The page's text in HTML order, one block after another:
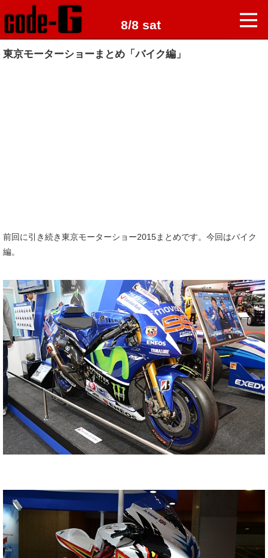
8/8 sat
東京モーターショーまとめ「バイク編」
前回に引き続き東京モーターショー2015まとめです。今回はバイク
編。